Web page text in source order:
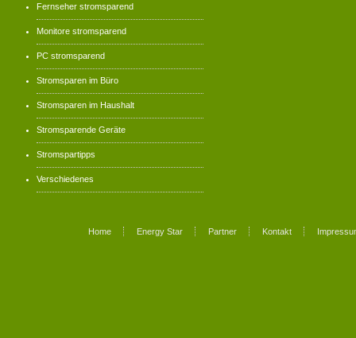
Fernseher stromsparend
Monitore stromsparend
PC stromsparend
Stromsparen im Büro
Stromsparen im Haushalt
Stromsparende Geräte
Stromspartipps
Verschiedenes
Home Energy Star Partner Kontakt